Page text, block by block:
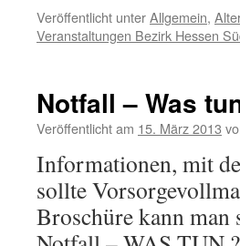
Veröffentlicht unterAllgemein,
Veranstaltungen Bezirk Hessen
Notfall – Was
Veröffentlicht am 15. März 2013
Informationen, mit
sollte
Broschüre kann man